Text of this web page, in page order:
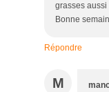
grasses aussi
Bonne
Répondre
M